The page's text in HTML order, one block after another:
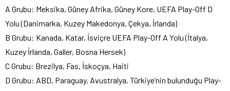
A Grubu: Meksika, Güney Afrika, Güney Kore, UEFA Play-Off D
Yolu (Danimarka, Kuzey Makedonya, Çekya, İrlanda)
B Grubu: Kanada, Katar, İsviçre UEFA Play-Off A Yolu (İtalya,
Kuzey İrlanda, Galler, Bosna Hersek)
C Grubu: Brezilya, Fas, İskoçya, Haiti
D Grubu: ABD, Paraguay, Avustralya, Türkiye’nin bulunduğu Play-